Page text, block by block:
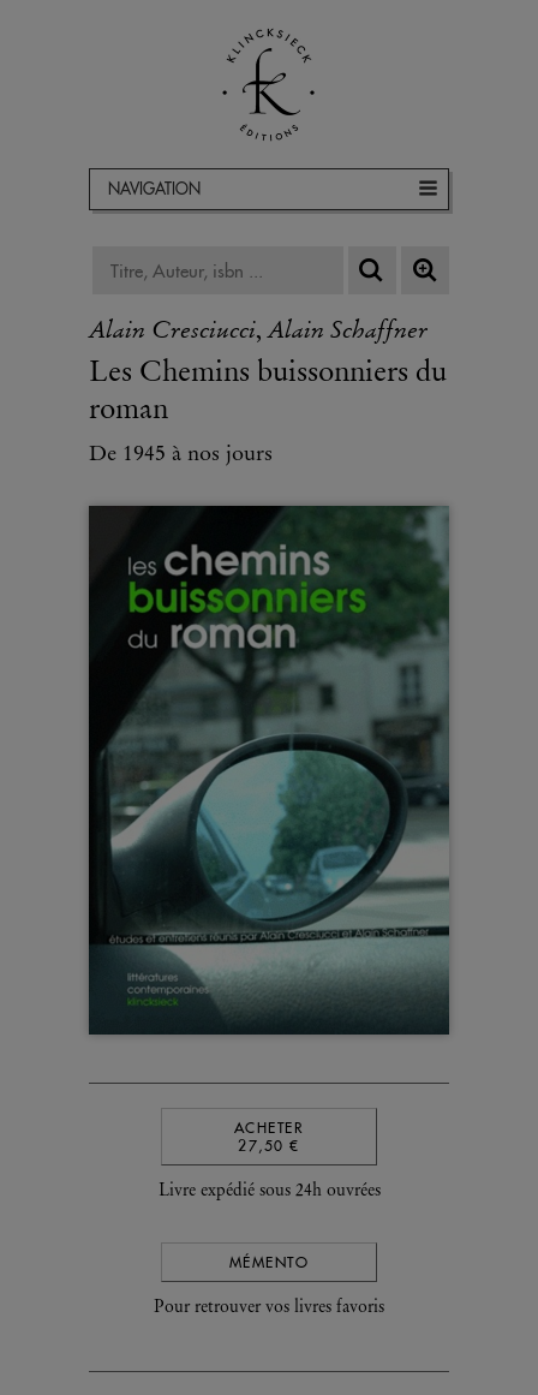
NAVIGATION
Alain Cresciucci,Alain Schaffner
Les Chemins buissonniers du
roman
De 1945 à nos jours
ACHETER
27,50 €
Livre expédié sous 24h ouvrées
MÉMENTO
Pour retrouver vos livres favoris